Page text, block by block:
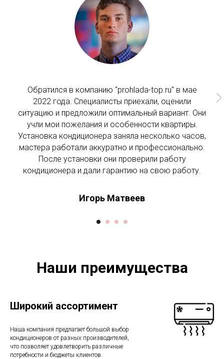
Обратился в компанию "prohlada-top.ru" в мае
2022 года. Специалисты приехали, оценили
ситуацию и предложили оптимальный вариант. Они
учли мои пожелания и особенности квартиры.
Установка кондиционера заняла несколько часов,
мастера работали аккуратно и профессионально.
После установки они проверили работу
кондиционера и дали гарантию на свою работу.
Игорь Матвеев
Наши преимущества
Широкий ассортимент
Наша компания предлагает большой выбор
кондиционеров от разных производителей,
что позволяет удовлетворить различные
потребности и бюджеты клиентов.